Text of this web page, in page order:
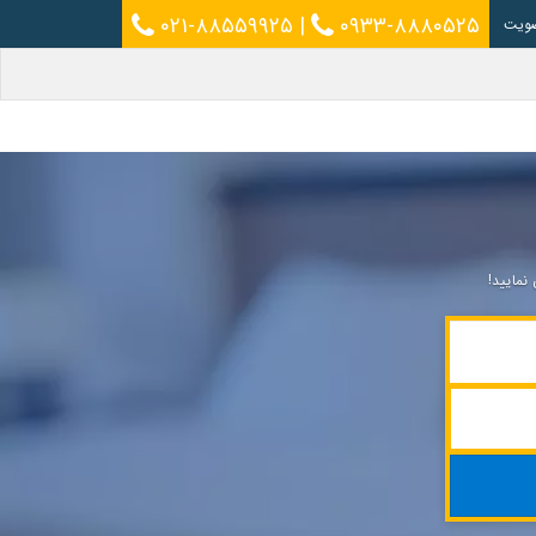
۰۲۱-۸۸۵۵۹۹۲۵ | ۰۹۳۳-۸۸۸۰۵۲۵